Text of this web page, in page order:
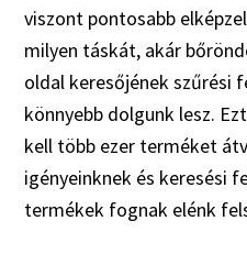
viszont pontosabb
milyen táskát, akár
oldal keresőjének szűrési
könnyebb dolgunk lesz.
kell több ezer terméket
igényeinknek és keresési
termékek fognak elénk